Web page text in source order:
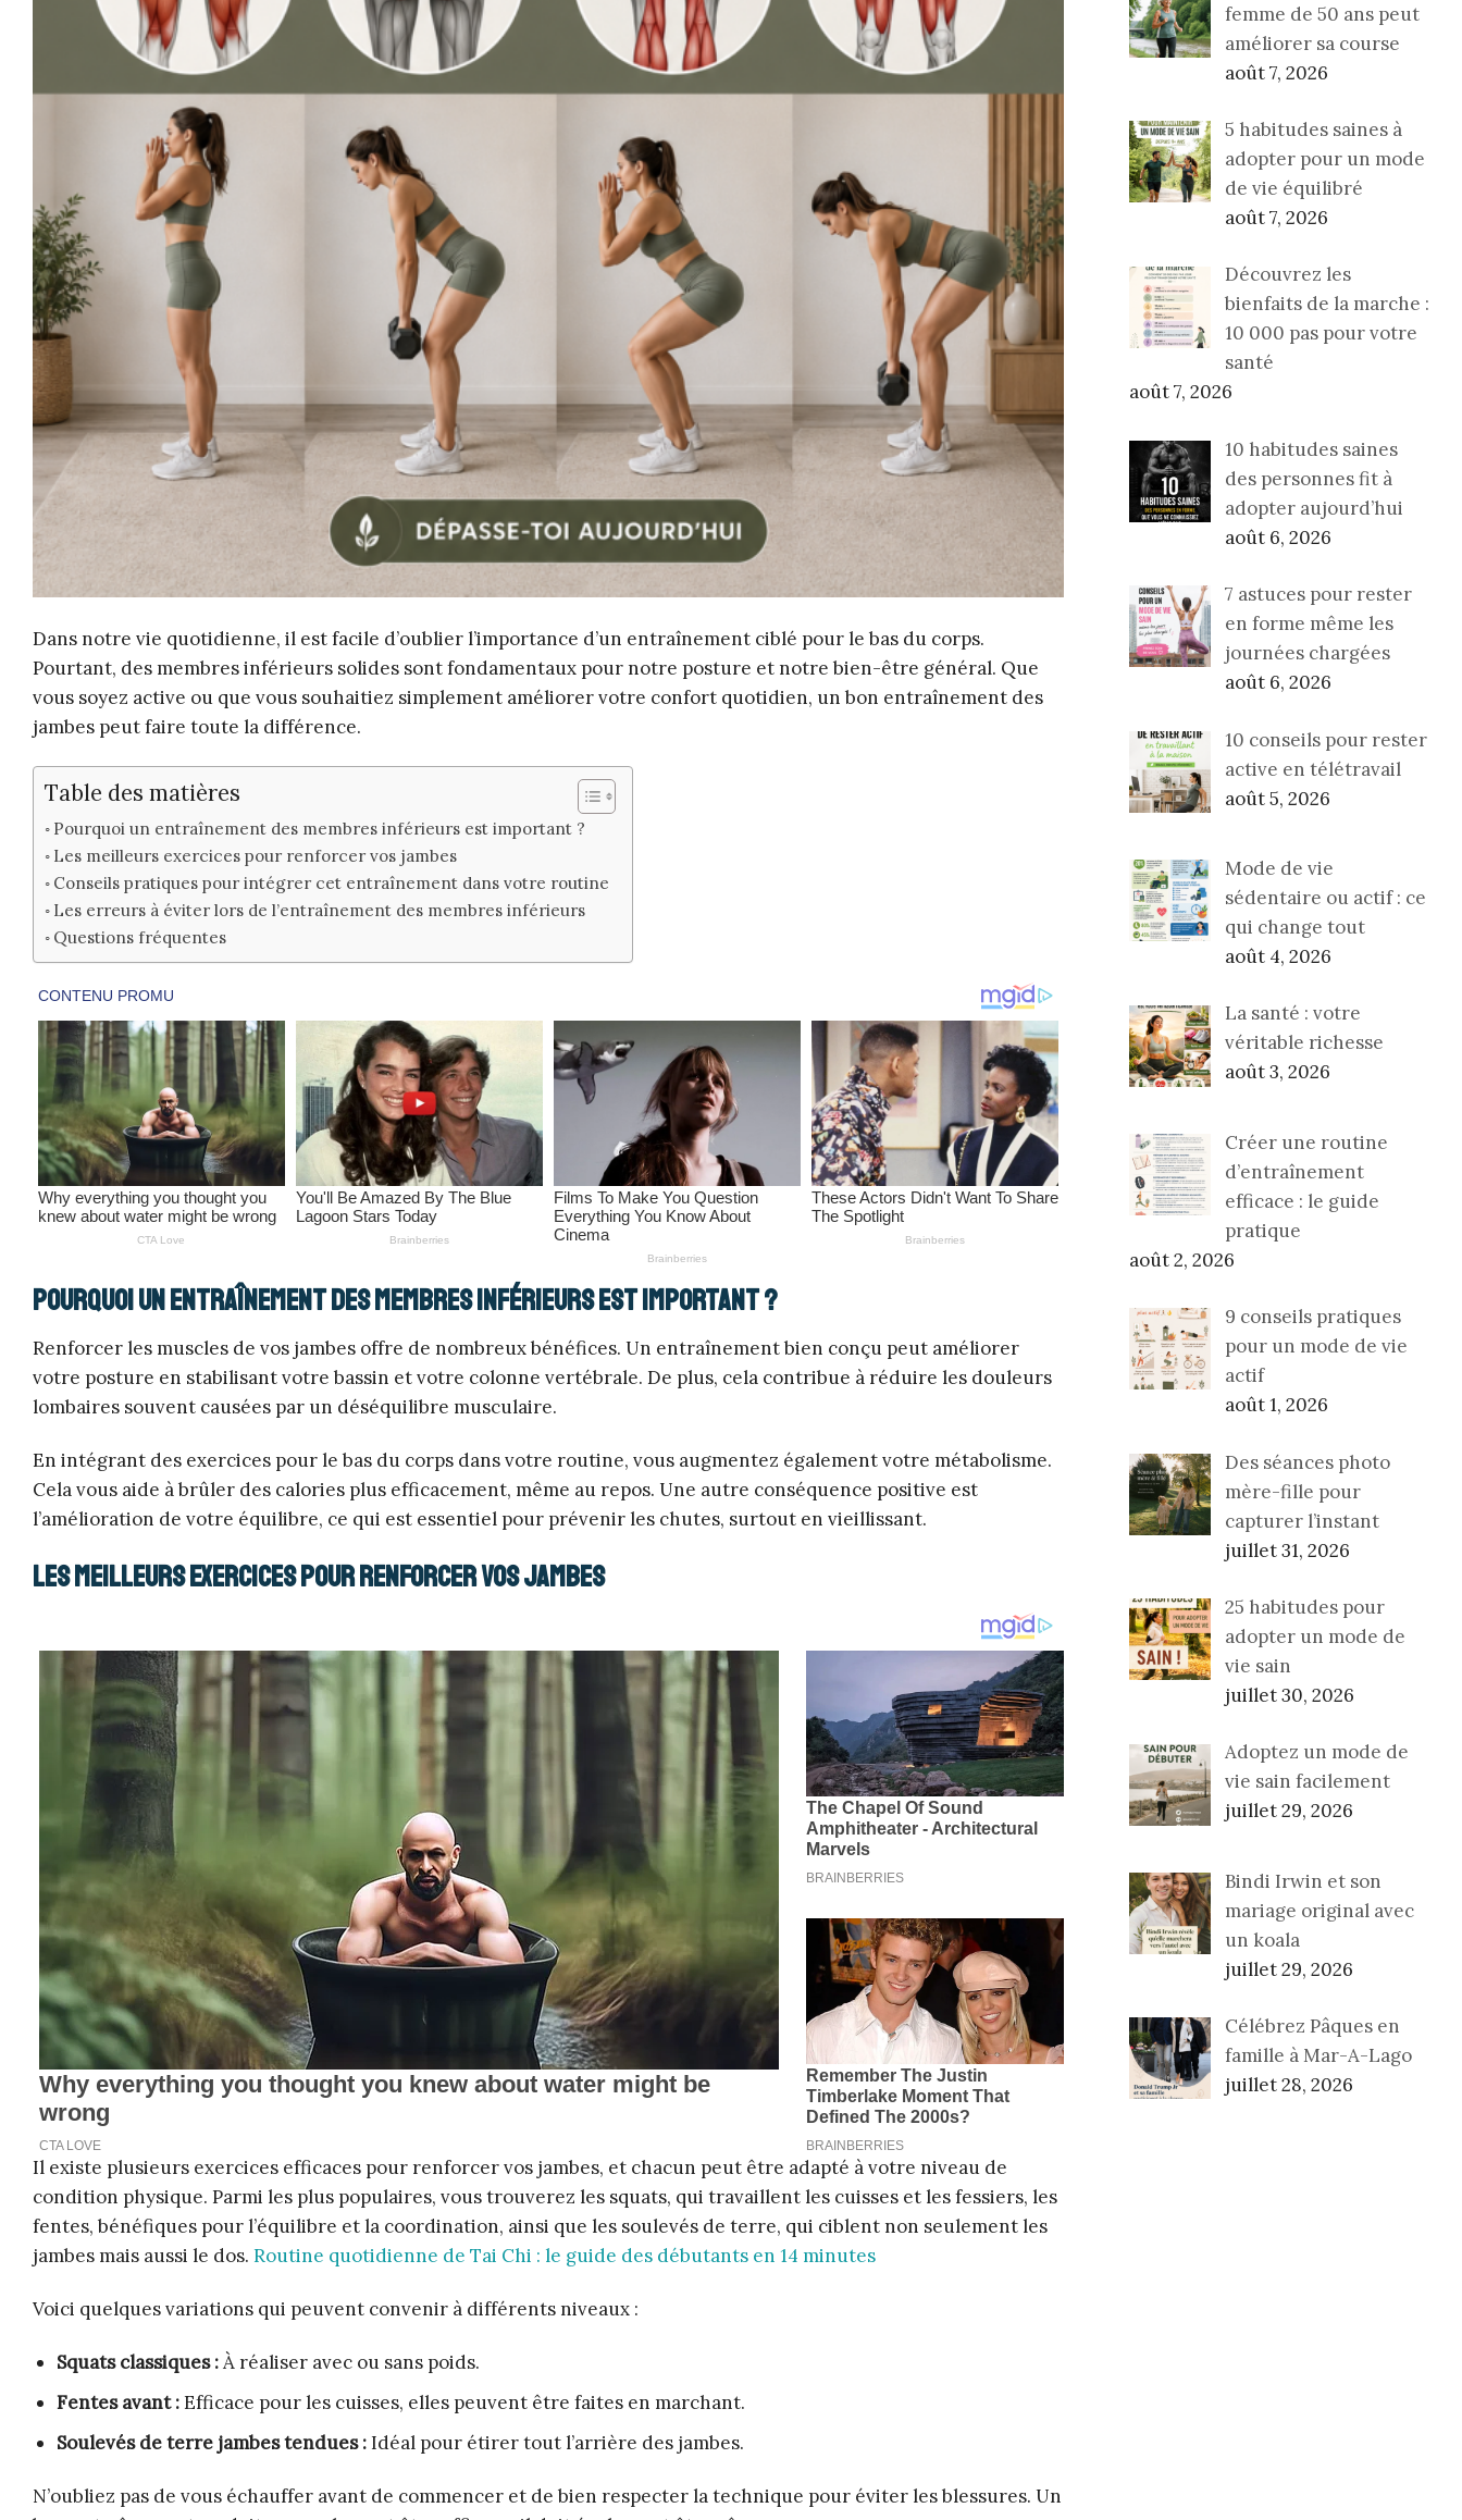
Dans notre vie quotidienne, il est facile d’oublier l’importance d’un entraînement ciblé pour le bas du corps.
Pourtant, des membres inférieurs solides sont fondamentaux pour notre posture et notre bien-être général. Que
vous soyez active ou que vous souhaitiez simplement améliorer votre confort quotidien, un bon entraînement des
jambes peut faire toute la différence.
Table des matières
Pourquoi un entraînement des membres inférieurs est important ?
Les meilleurs exercices pour renforcer vos jambes
Conseils pratiques pour intégrer cet entraînement dans votre routine
Les erreurs à éviter lors de l’entraînement des membres inférieurs
Questions fréquentes
Pourquoi un entraînement des membres inférieurs est important ?
Renforcer les muscles de vos jambes offre de nombreux bénéfices. Un entraînement bien conçu peut améliorer
votre posture en stabilisant votre bassin et votre colonne vertébrale. De plus, cela contribue à réduire les douleurs
lombaires souvent causées par un déséquilibre musculaire.
En intégrant des exercices pour le bas du corps dans votre routine, vous augmentez également votre métabolisme.
Cela vous aide à brûler des calories plus efficacement, même au repos. Une autre conséquence positive est
l’amélioration de votre équilibre, ce qui est essentiel pour prévenir les chutes, surtout en vieillissant.
Les meilleurs exercices pour renforcer vos jambes
Il existe plusieurs exercices efficaces pour renforcer vos jambes, et chacun peut être adapté à votre niveau de
condition physique. Parmi les plus populaires, vous trouverez les squats, qui travaillent les cuisses et les fessiers, les
fentes, bénéfiques pour l’équilibre et la coordination, ainsi que les soulevés de terre, qui ciblent non seulement les
jambes mais aussi le dos. Routine quotidienne de Tai Chi : le guide des débutants en 14 minutes
Voici quelques variations qui peuvent convenir à différents niveaux :
Squats classiques :À réaliser avec ou sans poids.
Fentes avant :Efficace pour les cuisses, elles peuvent être faites en marchant.
Soulevés de terre jambes tendues :Idéal pour étirer tout l’arrière des jambes.
N’oubliez pas de vous échauffer avant de commencer et de bien respecter la technique pour éviter les blessures. Un
femme de 50 ans peut
améliorer sa course
août 7, 2026
5 habitudes saines à
adopter pour un mode
de vie équilibré
août 7, 2026
Découvrez les
bienfaits de la marche :
10 000 pas pour votre
santé
août 7, 2026
10 habitudes saines
des personnes fit à
adopter aujourd’hui
août 6, 2026
7 astuces pour rester
en forme même les
journées chargées
août 6, 2026
10 conseils pour rester
active en télétravail
août 5, 2026
Mode de vie
sédentaire ou actif : ce
qui change tout
août 4, 2026
La santé : votre
véritable richesse
août 3, 2026
Créer une routine
d’entraînement
efficace : le guide
pratique
août 2, 2026
9 conseils pratiques
pour un mode de vie
actif
août 1, 2026
Des séances photo
mère-fille pour
capturer l’instant
juillet 31, 2026
25 habitudes pour
adopter un mode de
vie sain
juillet 30, 2026
Adoptez un mode de
vie sain facilement
juillet 29, 2026
Bindi Irwin et son
mariage original avec
un koala
juillet 29, 2026
Célébrez Pâques en
famille à Mar-A-Lago
juillet 28, 2026